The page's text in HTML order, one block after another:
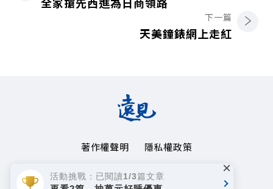
下一篇
天美鐘錶網上走紅
著作權聲明
隱私權政策
Copyright© 1999~2026
遠見天下文化事業群. All rights reserved.
活動挑戰：已閱讀1/3篇文章 ×